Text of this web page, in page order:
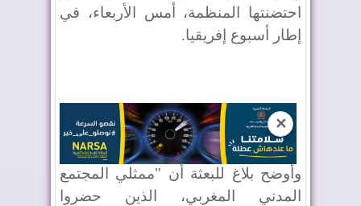
احتضنتها المنظمة، أمس الأربعاء، في
إطار أسبوع إفريقيا.
✕
وأوضح بلاغ للبعثة أن "ممثلي المجتمع
المدني المغربي، الذين حضروا